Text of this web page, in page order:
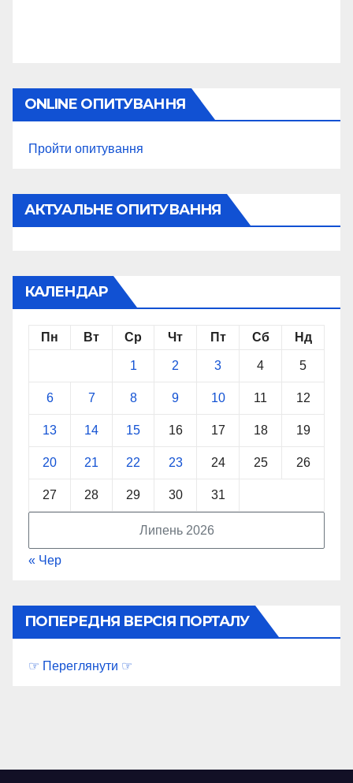
ONLINE ОПИТУВАННЯ
Пройти опитування
АКТУАЛЬНЕ ОПИТУВАННЯ
КАЛЕНДАР
Липень 2026
Пн Вт Ср Чт Пт Сб Нд
1 2 3 4 5
6 7 8 9 10 11 12
13 14 15 16 17 18 19
20 21 22 23 24 25 26
27 28 29 30 31
« Чер
ПОПЕРЕДНЯ ВЕРСІЯ ПОРТАЛУ
☞ Переглянути ☞